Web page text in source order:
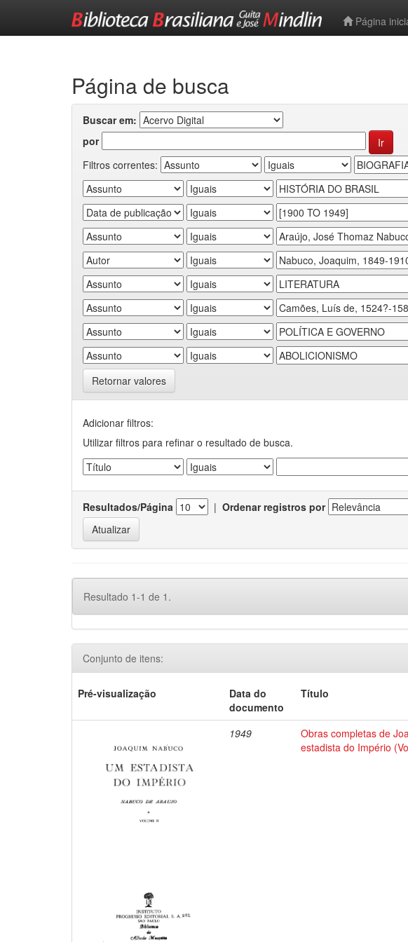
Página
Página de busca
Buscar em:
por
Filtros correntes:
Retornar valores
Adicionar filtros:
Utilizar filtros para refinar o resultado de busca.
Resultados/Página | Ordenar registros por
Resultado 1-1 de 1.
Conjunto de itens:
Pré-visualização
Data do
documento
Título
1949
Obras completas de
estadista do Império